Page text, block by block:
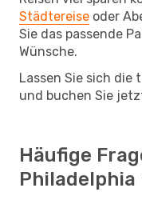
Städtereise oder
Sie das passende
Wünsche.
Lassen Sie sich
und buchen Sie
Häufige
Philadelphia